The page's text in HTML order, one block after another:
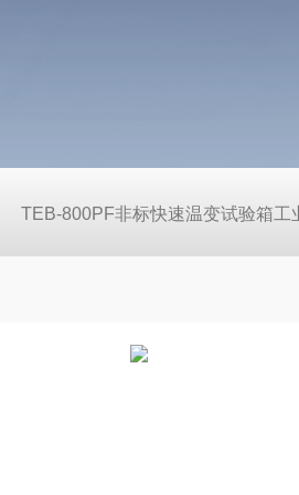
TEB-800PF非标快速温变试验箱工